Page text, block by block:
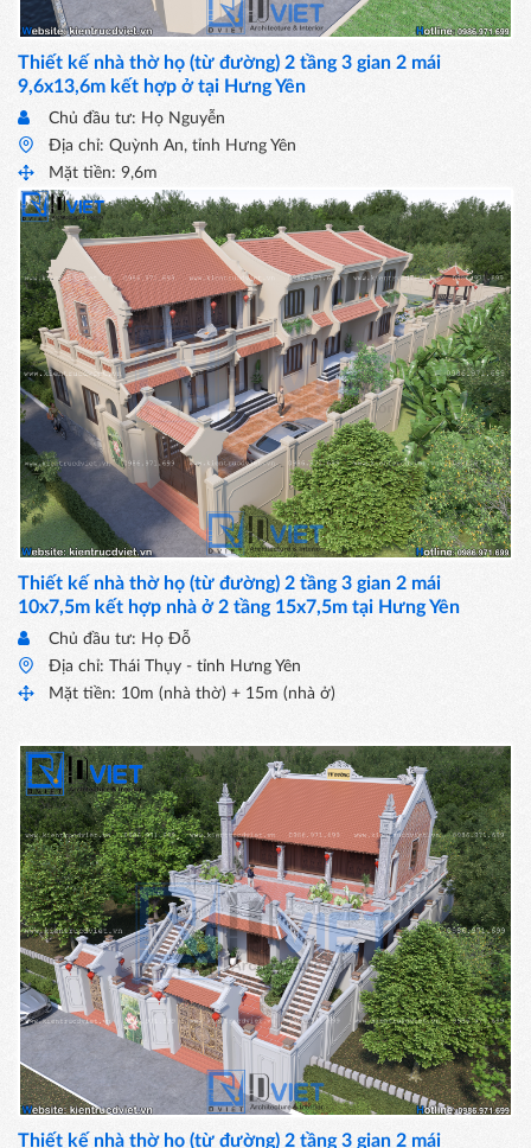
Thiết kế nhà thờ họ (từ đường) 2 tầng 3 gian 2 mái
9,6x13,6m kết hợp ở tại Hưng Yên
Chủ đầu tư: Họ Nguyễn
Địa chỉ: Quỳnh An, tỉnh Hưng Yên
Mặt tiền: 9,6m
Thiết kế nhà thờ họ (từ đường) 2 tầng 3 gian 2 mái
10x7,5m kết hợp nhà ở 2 tầng 15x7,5m tại Hưng Yên
Chủ đầu tư: Họ Đỗ
Địa chỉ: Thái Thụy - tỉnh Hưng Yên
Mặt tiền: 10m (nhà thờ) + 15m (nhà ở)
Thiết kế nhà thờ họ (từ đường) 2 tầng 3 gian 2 mái